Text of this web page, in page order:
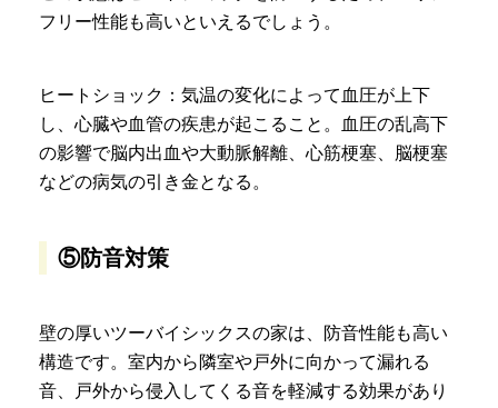
フリー性能も高いといえるでしょう。
ヒートショック：気温の変化によって血圧が上下
し、心臓や血管の疾患が起こること。血圧の乱高下
の影響で脳内出血や大動脈解離、心筋梗塞、脳梗塞
などの病気の引き金となる。
⑤防音対策
壁の厚いツーバイシックスの家は、防音性能も高い
構造です。室内から隣室や戸外に向かって漏れる
音、戸外から侵入してくる音を軽減する効果があり